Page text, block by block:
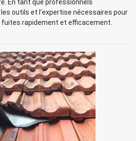
En tant que professionnels
outils et l'expertise nécessaires pour
fuites rapidement et efficacement.